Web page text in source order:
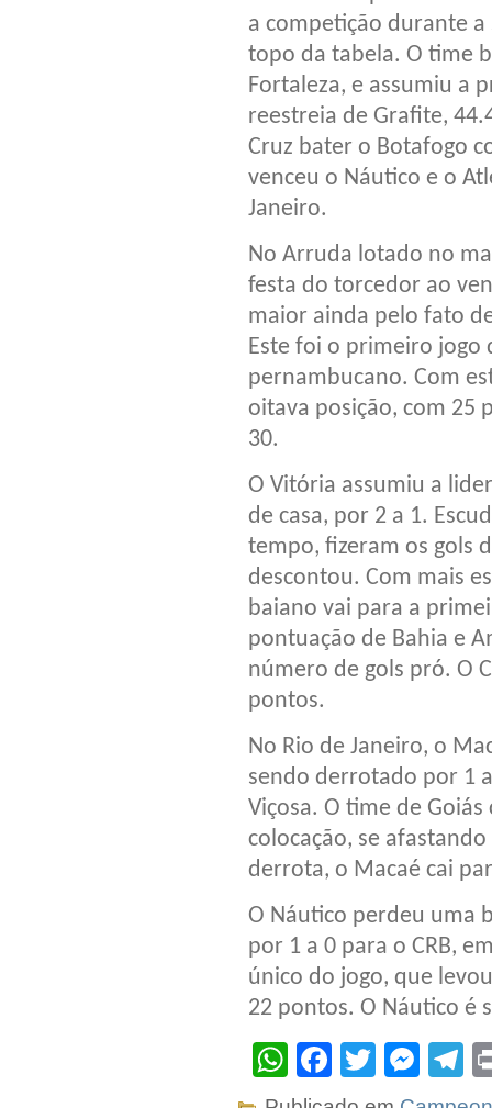
a competição durante
topo da tabela. O time
Fortaleza, e assumiu a
reestreia de Grafite,
Cruz bater o Botafogo
venceu o Náutico e o
Janeiro.
No Arruda lotado no
festa do torcedor ao
maior ainda pelo fato
Este foi o primeiro jogo
pernambucano. Com
oitava posição, com 25
30.
O Vitória assumiu a
de casa, por 2 a 1.
tempo, fizeram os gols
descontou. Com mais
baiano vai para a
pontuação de Bahia e
número de gols pró. O
pontos.
No Rio de Janeiro, o
sendo derrotado por 1
Viçosa. O time de
colocação, se
derrota, o Macaé cai
O Náutico perdeu uma
por 1 a 0 para o CRB,
único do jogo, que
22 pontos. O Náutico é
WhatsApp
Facebook
Twitter